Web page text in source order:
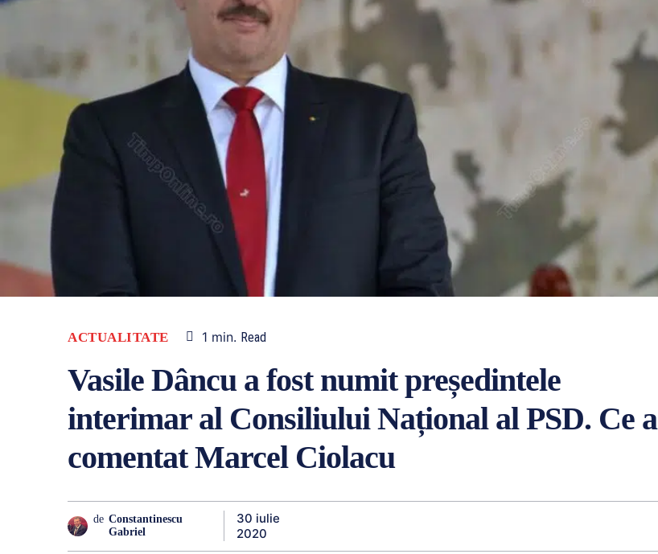
ACTUALITATE 1 min. Read
Vasile Dâncu a fost numit președintele
interimar al Consiliului Național al PSD. Ce a
comentat Marcel Ciolacu
de Constantinescu
Gabriel
30 iulie
2020